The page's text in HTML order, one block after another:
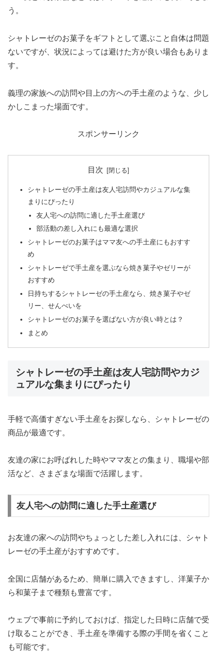
う。
シャトレーゼのお菓子をギフトとして選ぶこと自体は問題
ないですが、状況によっては避けた方が良い場合もありま
す。
義理の家族への訪問や目上の方への手土産のような、少し
かしこまった場面です。
スポンサーリンク
目次
シャトレーゼの手土産は友人宅訪問やカジュアルな集
まりにぴったり
友人宅への訪問に適した手土産選び
部活動の差し入れにも最適な選択
シャトレーゼのお菓子はママ友への手土産にもおすす
め
シャトレーゼで手土産を選ぶなら焼き菓子やゼリーが
おすすめ
日持ちするシャトレーゼの手土産なら、焼き菓子やゼ
リー、せんべいを
シャトレーゼのお菓子を選ばない方が良い時とは？
まとめ
シャトレーゼの手土産は友人宅訪問やカジ
ュアルな集まりにぴったり
手軽で高価すぎない手土産をお探しなら、シャトレーゼの
商品が最適です。
友達の家にお呼ばれした時やママ友との集まり、職場や部
活など、さまざまな場面で活躍します。
友人宅への訪問に適した手土産選び
お友達の家への訪問やちょっとした差し入れには、シャト
レーゼの手土産がおすすめです。
全国に店舗があるため、簡単に購入できますし、洋菓子か
ら和菓子まで種類も豊富です。
ウェブで事前に予約しておけば、指定した日時に店舗で受
け取ることができ、手土産を準備する際の手間を省くこと
も可能です。